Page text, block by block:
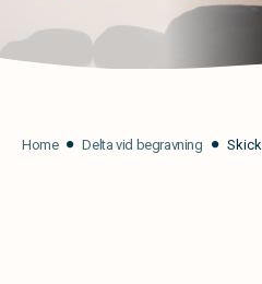
Home Delta vid begravning